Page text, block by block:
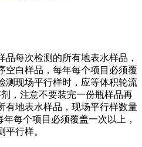
品每次检测的所有地表水样品，
空白样品，每年每个项目必须覆
测现场平行样时，应等体积轮流
，注意不要装完一份瓶样品再
有地表水样品，现场平行样数量
每个项目必须覆盖一次以上，
行样。